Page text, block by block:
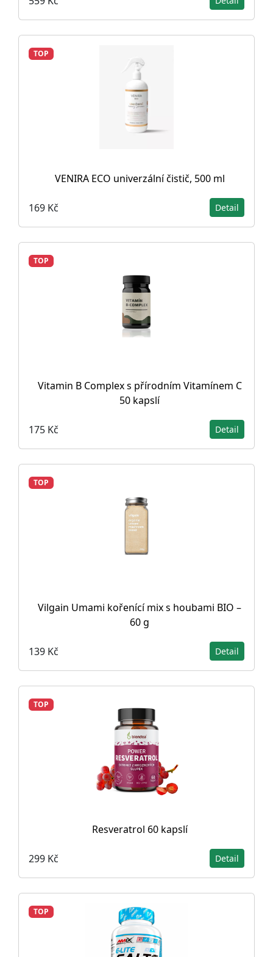
TOP
VENIRA ECO univerzální čistič, 500 ml
169 Kč Detail
TOP
Vitamin B Complex s přírodním Vitamínem C
50 kapslí
175 Kč Detail
TOP
Vilgain Umami kořenící mix s houbami BIO –
60 g
139 Kč Detail
TOP
Resveratrol 60 kapslí
299 Kč Detail
TOP